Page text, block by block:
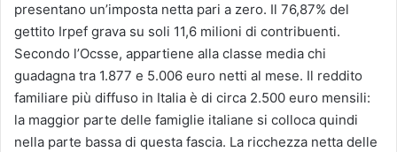
presentano un’imposta netta pari a zero. Il 76,87% del
gettito Irpef grava su soli 11,6 milioni di contribuenti.
Secondo l’Ocsse, appartiene alla classe media chi
guadagna tra 1.877 e 5.006 euro netti al mese. Il reddito
familiare più diffuso in Italia è di circa 2.500 euro mensili:
la maggior parte delle famiglie italiane si colloca quindi
nella parte bassa di questa fascia. La ricchezza netta delle